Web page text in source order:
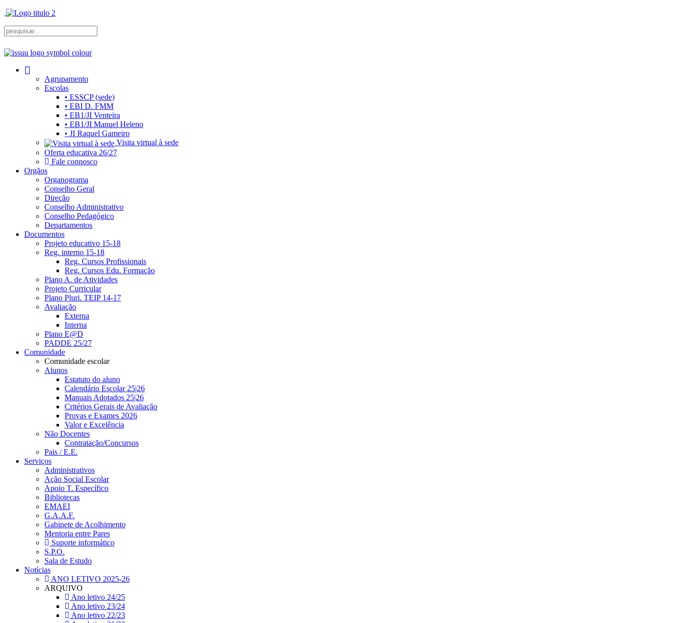
Agrupamento
Escolas
• ESSCP (sede)
• EBI D. FMM
• EB1/JI Venteira
• EB1/JI Manuel Heleno
• JI Raquel Gameiro
Visita virtual à sede
Oferta educativa 26/27
Fale connosco
Orgãos
Organograma
Conselho Geral
Direção
Conselho Administrativo
Conselho Pedagógico
Departamentos
Documentos
Projeto educativo 15-18
Reg. interno 15-18
Reg. Cursos Profissionais
Reg. Cursos Edu. Formação
Plano A. de Atividades
Projeto Curricular
Plano Pluri. TEIP 14-17
Avaliação
Externa
Interna
Plano E@D
PADDE 25/27
Comunidade
Comunidade escolar
Alunos
Estatuto do aluno
Calendário Escolar 25|26
Manuais Adotados 25|26
Critérios Gerais de Avaliação
Provas e Exames 2026
Valor e Excelência
Não Docentes
Contratação/Concursos
Pais / E.E.
Serviços
Administrativos
Ação Social Escolar
Apoio T. Específico
Bibliotecas
EMAEI
G.A.A.F.
Gabinete de Acolhimento
Mentoria entre Pares
Suporte informático
S.P.O.
Sala de Estudo
Notícias
ANO LETIVO 2025-26
ARQUIVO
Ano letivo 24/25
Ano letivo 23/24
Ano letivo 22/23